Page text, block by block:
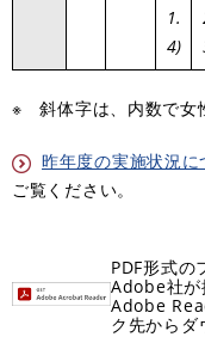
1.
4)
※ 斜体字は、内数で女
昨年度の実施状況
ご覧ください。
PDF形式の
Adobe社が
Adobe
ク先からダ